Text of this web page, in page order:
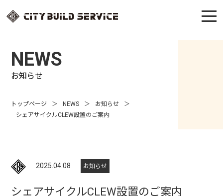
NEWS
お知らせ
トップページ NEWS
お知らせ
シェアサイクルCLEW設置のご案内
2025.04.08 お知らせ
シェアサイクルCLEW設置のご案内